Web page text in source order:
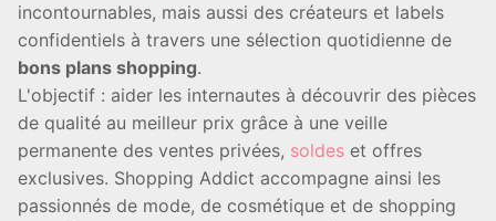
incontournables, mais aussi des créateurs et labels
confidentiels à travers une sélection quotidienne de
bons plans shopping.
L'objectif : aider les internautes à découvrir des pièces
de qualité au meilleur prix grâce à une veille
permanente des ventes privées, soldes et offres
exclusives. Shopping Addict accompagne ainsi les
passionnés de mode, de cosmétique et de shopping